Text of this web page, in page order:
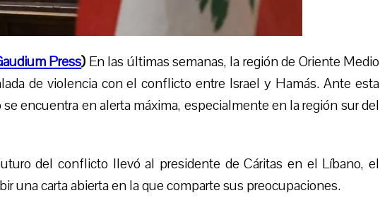
Press) En las últimas semanas, la región de Oriente Medio
de violencia con el conflicto entre Israel y Hamás. Ante esta
encuentra en alerta máxima, especialmente en la región sur del
del conflicto llevó al presidente de Cáritas en el Líbano, el
una carta abierta en la que comparte sus preocupaciones.